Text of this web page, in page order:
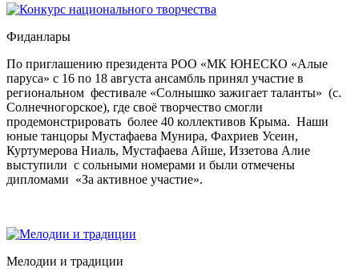
Фиданлары
По приглашению президента РОО «МК ЮНЕСКО «Алые
паруса» с 16 по 18 августа ансамбль принял участие в
региональном фестивале «Солнышко зажигает таланты» (с.
Солнечногорское), где своё творчество смогли
продемонстрировать более 40 коллективов Крыма. Наши
юные танцоры Мустафаева Мунира, Фахриев Усеин,
Куртумерова Ниаль, Мустафаева Айше, Иззетова Алие
выступили с сольными номерами и были отмечены
дипломами «За активное участие».
Мелодии и традиции